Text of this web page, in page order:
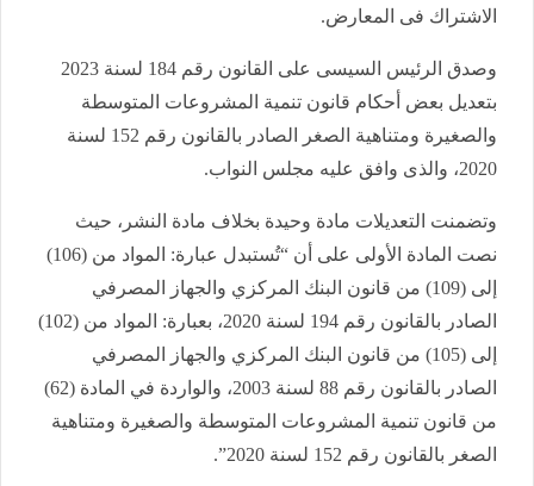
الاشتراك فى المعارض.
وصدق الرئيس السيسى على القانون رقم 184 لسنة 2023
بتعديل بعض أحكام قانون تنمية المشروعات المتوسطة
والصغيرة ومتناهية الصغر الصادر بالقانون رقم 152 لسنة
2020، والذى وافق عليه مجلس النواب.
وتضمنت التعديلات مادة وحيدة بخلاف مادة النشر، حيث
نصت المادة الأولى على أن “تُستبدل عبارة: المواد من (106)
إلى (109) من قانون البنك المركزي والجهاز المصرفي
الصادر بالقانون رقم 194 لسنة 2020، بعبارة: المواد من (102)
إلى (105) من قانون البنك المركزي والجهاز المصرفي
الصادر بالقانون رقم 88 لسنة 2003، والواردة في المادة (62)
من قانون تنمية المشروعات المتوسطة والصغيرة ومتناهية
الصغر بالقانون رقم 152 لسنة 2020”.